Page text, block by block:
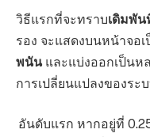
วิธีแรกที่จะทราบเดิมพัน
รอง จะแสดงบนหน้าจอเ
พนัน และแบ่งออกเป็นห
การเปลี่ยนแปลงของระ
อันดับแรก หากอยู่ที่